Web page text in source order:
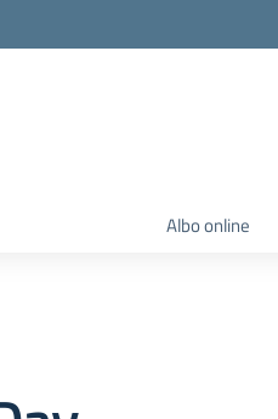
Albo online